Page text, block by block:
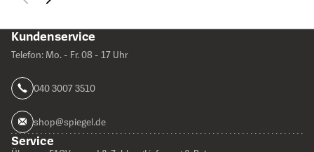
Kundenservice
Telefon: Mo. - Fr. 08 - 17 Uhr
040 3007 3510
shop@spiegel.de
Service